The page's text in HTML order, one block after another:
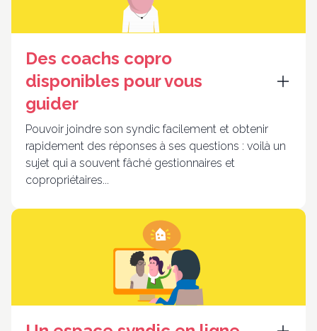
Des coachs copro
disponibles pour vous
guider
Pouvoir joindre son syndic facilement et obtenir
rapidement des réponses à ses questions : voilà un
sujet qui a souvent fâché gestionnaires et
copropriétaires...